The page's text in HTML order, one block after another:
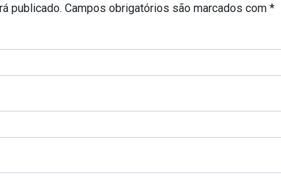
publicado. Campos obrigatórios são marcados com *